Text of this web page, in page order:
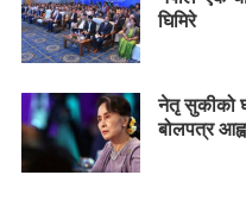
घिमिरे
नेतृ सुकीको
बोलपत्र